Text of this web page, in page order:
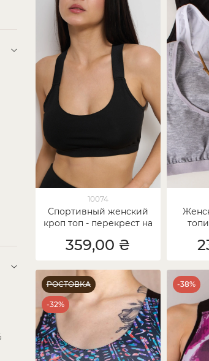
10074
Спортивный женский
кроп топ - перекрест на
359,00 ₴
РОСТОВКА
-32%
-38%